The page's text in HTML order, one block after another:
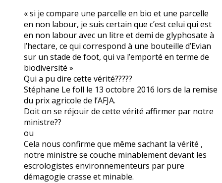
« si je compare une parcelle en bio et une parcelle
en non labour, je suis certain que c’est celui qui est
en non labour avec un litre et demi de glyphosate à
l’hectare, ce qui correspond à une bouteille d’Evian
sur un stade de foot, qui va l’emporté en terme de
biodiversité »
Qui a pu dire cette vérité?????
Stéphane Le foll le 13 octobre 2016 lors de la remise
du prix agricole de l’AFJA.
Doit on se réjouir de cette vérité affirmer par notre
ministre??
ou
Cela nous confirme que même sachant la vérité ,
notre ministre se couche minablement devant les
escrologistes environnementeurs par pure
démagogie crasse et minable.